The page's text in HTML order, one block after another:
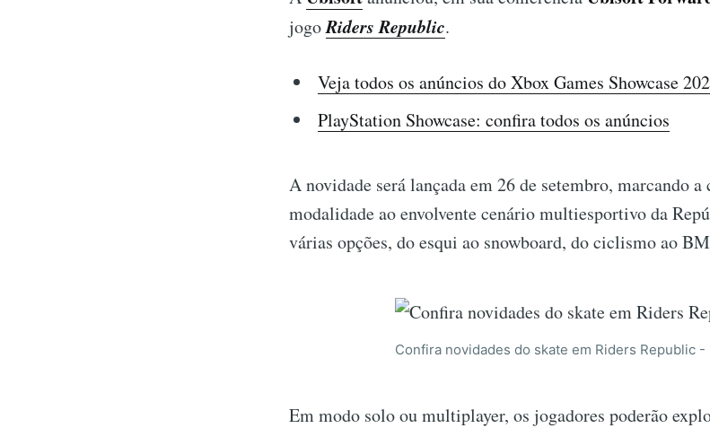
jogoRiders Republic.
Veja todos os anúncios do Xbox Games Showcase
PlayStation Showcase: confira todos os anúncios
A novidade será lançada em 26 de setembro, marcando a
modalidade ao envolvente cenário multiesportivo da
várias opções, do esqui ao snowboard, do ciclismo ao
Confira novidades do skate em Riders Republic -
Em modo solo ou multiplayer, os jogadores poderão